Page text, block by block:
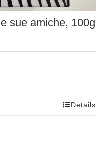
sue amiche, 100g
Details